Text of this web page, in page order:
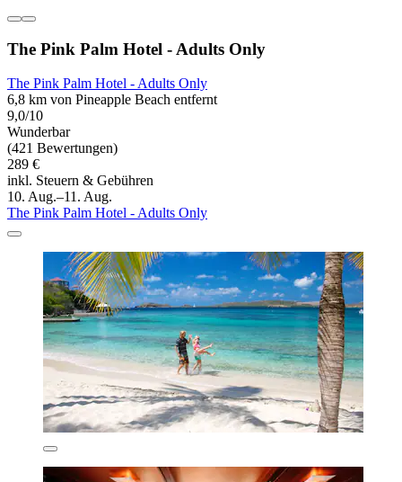
The Pink Palm Hotel - Adults Only
The Pink Palm Hotel - Adults Only
6,8 km von Pineapple Beach entfernt
9,0/10
Wunderbar
(421 Bewertungen)
289 €
inkl. Steuern & Gebühren
10. Aug.–11. Aug.
The Pink Palm Hotel - Adults Only